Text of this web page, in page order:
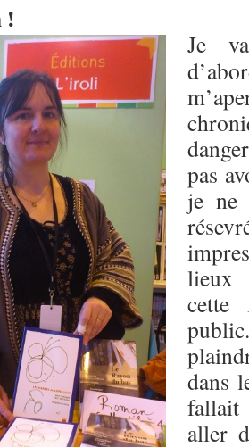
!
Je
pas
je ne
lieux
cette
dans
aller